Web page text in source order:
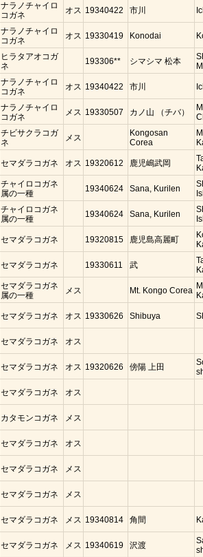
ナラノチャイロ
コガネ
オス 19340422 市川
ナラノチャイロ
コガネ
オス 19330419 Konodai
ヒラタアオコガ
ネ
193306** シマシマ 松本
ナラノチャイロ
コガネ
オス 19340422 市川
ナラノチャイロ
コガネ
メス 19330507 カノ山 （チバ）
チビサクラコガ
ネ
メス
Kongosan
Corea
セマダラコガネ オス 19320612 鹿児嶋武岡
チャイロコガネ
属の一種
19340624 Sana, Kurilen
チャイロコガネ
属の一種
19340624 Sana, Kurilen
セマダラコガネ 19320815 鹿児島高麗町
セマダラコガネ 19330611 武
セマダラコガネ
属の一種
メス Mt. Kongo Corea
セマダラコガネ オス 19330626 Shibuya
セマダラコガネ オス
セマダラコガネ オス 19320626 傍陽 上田
セマダラコガネ オス
カタモンコガネ メス
セマダラコガネ オス
セマダラコガネ メス
セマダラコガネ メス
セマダラコガネ メス 19340814 角間
セマダラコガネ メス 19340619 沢渡